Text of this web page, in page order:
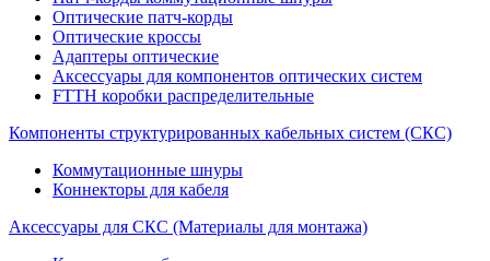
Оптические патч-корды
Оптические кроссы
Адаптеры оптические
Аксессуары для компонентов оптических систем
FTTH коробки распределительные
Компоненты структурированных кабельных систем (СКС)
Коммутационные шнуры
Коннекторы для кабеля
Аксессуары для СКС (Материалы для монтажа)